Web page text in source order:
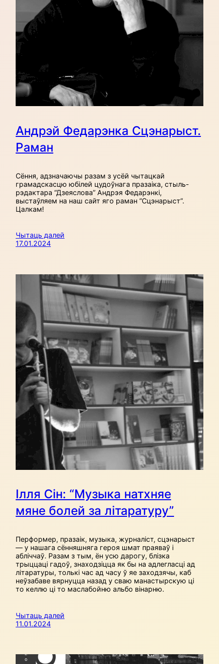
Андрэй Федарэнка Сцэнарыст.
Раман
Сёння, адзначаючы разам з усёй чытацкай
грамадскасцю юбілей цудоўнага празаіка, стыль-
рэдактара “Дзеяслова” Андрэя Федарэнкі,
выстаўляем на наш сайт яго раман “Сцэнарыст”.
Цалкам!
Чытаць далей
17.01.2024
Ілля Сін: “Музыка натхняе
мяне болей за літаратуру”
Перформер, празаік, музыка, журналіст, сцэнарыст
— у нашага сённяшняга героя шмат праяваў і
абліччаў. Разам з тым, ён усю дарогу, блізка
трыццаці гадоў, знаходзіцца як бы на адлегласці ад
літаратуры, толькі час ад часу ў яе заходзячы, каб
неўзабаве вярнуцца назад у сваю манастырскую ці
то келлю ці то маслабойню альбо вінарню.
Чытаць далей
11.01.2024